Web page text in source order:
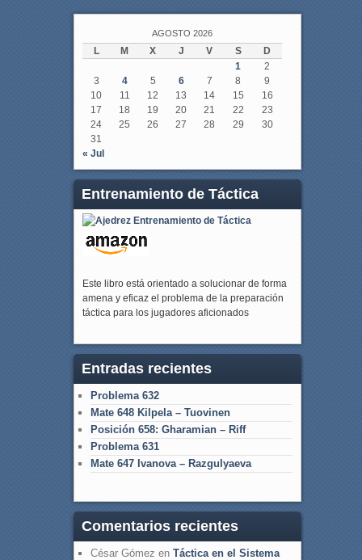
AGOSTO 2026
L M X J V S
D
1
2
3
4 5 6 7 8
9
10
11 12 13 14 15
16
17
18 19 20 21 22
23
24
25 26 27 28 29
30
31
« Jul
Entrenamiento de Táctica
Este libro está orientado a solucionar de forma
amena y eficaz el problema de la preparación
táctica para los jugadores aficionados
Entradas recientes
Problema 632
Mate 648 Kilpela – Tuovinen
Posición 658: Gharamian – Riff
Problema 631
Mate 647 Ivanova – Razgulyaeva
Comentarios recientes
César Gómez en Táctica en el Sistema